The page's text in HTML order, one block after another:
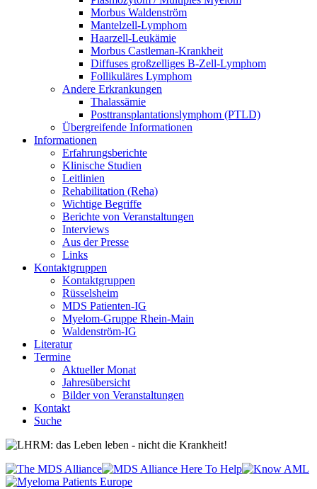
Morbus Waldenström
Mantelzell-Lymphom
Haarzell-Leukämie
Morbus Castleman-Krankheit
Diffuses großzelliges B-Zell-Lymphom
Follikuläres Lymphom
Andere Erkrankungen
Thalassämie
Posttransplantationslymphom (PTLD)
Übergreifende Informationen
Informationen
Erfahrungsberichte
Klinische Studien
Leitlinien
Rehabilitation (Reha)
Wichtige Begriffe
Berichte von Veranstaltungen
Interviews
Aus der Presse
Links
Kontaktgruppen
Kontaktgruppen
Rüsselsheim
MDS Patienten-IG
Myelom-Gruppe Rhein-Main
Waldenström-IG
Literatur
Termine
Aktueller Monat
Jahresübersicht
Bilder von Veranstaltungen
Kontakt
Suche